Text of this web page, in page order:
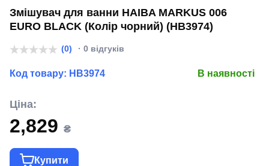
Змішувач для ванни HAIBA MARKUS 006
EURO BLACK (Колір чорний) (HB3974)
(0) · 0 відгуків
Код товару: HB3974 В наявності
Ціна:
2,829 ₴
Купити